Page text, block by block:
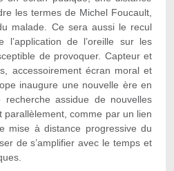
les termes de Michel Foucault,
malade. Ce sera aussi le recul
l’application de l’oreille sur les
de provoquer. Capteur et
accessoirement écran moral et
inaugure une nouvelle ère en
recherche assidue de nouvelles
parallèlement, comme par un lien
mise à distance progressive du
de s’amplifier avec le temps et